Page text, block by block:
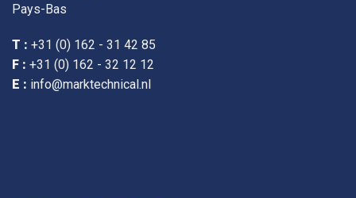
Pays-Bas
T : +31 (0) 162 - 31 42 85
F : +31 (0) 162 - 32 12 12
E : info@marktechnical.nl